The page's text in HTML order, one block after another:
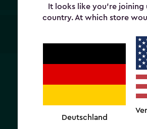
It looks like you’re
country. At which store
Deutschland